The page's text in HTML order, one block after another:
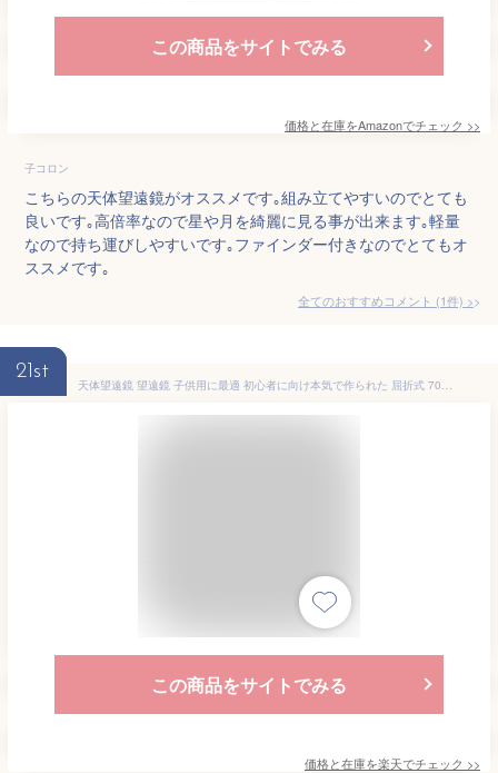
この商品をサイトでみる
価格と在庫をAmazonでチェック >>
子コロン
こちらの天体望遠鏡がオススメです｡組み立てやすいのでとても
良いです｡高倍率なので星や月を綺麗に見る事が出来ます｡軽量
なので持ち運びしやすいです｡ファインダー付きなのでとてもオ
ススメです｡
全てのおすすめコメント (1件) >
21st
天体望遠鏡 望遠鏡 子供用に最適 初心者に向け本気で作られた 屈折式 70mm大口径 400mm焦点距離 120倍拡大 広い視野 月を見る スマホ撮影 天体観測 星座早見 天頂ミラー 軽量
この商品をサイトでみる
価格と在庫を楽天でチェック >>